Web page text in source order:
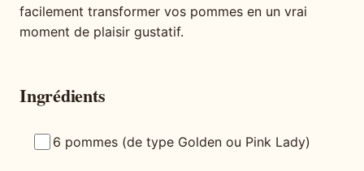
facilement transformer vos pommes en un vrai
moment de plaisir gustatif.
Ingrédients
6 pommes (de type Golden ou Pink Lady)